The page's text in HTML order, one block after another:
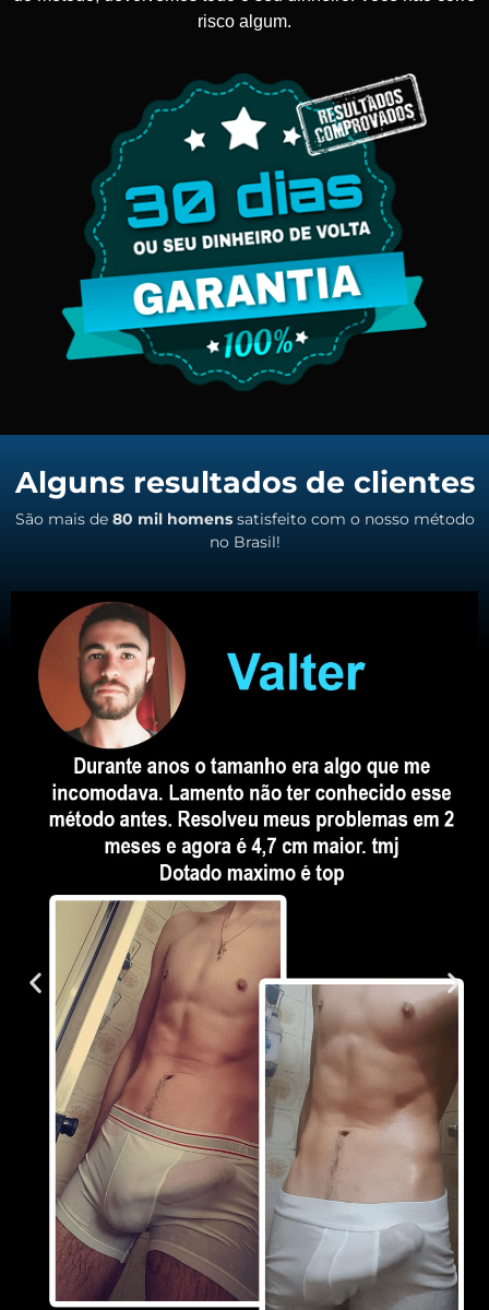
risco algum.
Alguns resultados de clientes
São mais de 80 mil homenssatisfeito com o nosso método
no Brasil!